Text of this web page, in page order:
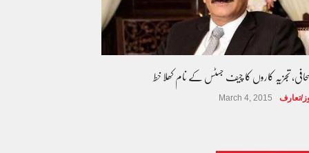
تجزیہ کاروں کا چیف جسٹس کے نام کھلا خط
تعارف March 4, 2015